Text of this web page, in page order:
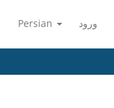
Persian ورود